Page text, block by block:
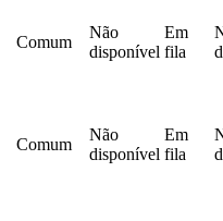
Comum
Não
disponível
Em
fila
Comum
Não
disponível
Em
fila